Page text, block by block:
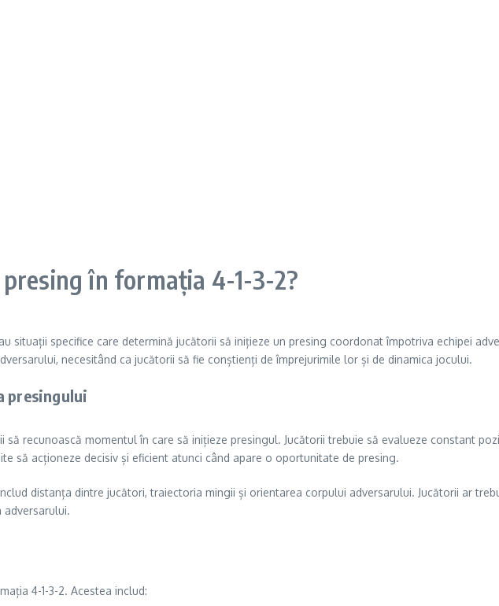
în formația 4-1-3-2?
situații specifice care determină jucătorii să inițieze un presing coordonat împotriva echipei
necesitând ca jucătorii să fie conștienți de împrejurimile lor și de dinamica jocului.
presingului
recunoască momentul în care să inițieze presingul. Jucătorii trebuie să evalueze constant
să acționeze decisiv și eficient atunci când apare o oportunitate de presing.
distanța dintre jucători, traiectoria mingii și orientarea corpului adversarului. Jucătorii ar
adversarului.
4-1-3-2. Acestea includ: